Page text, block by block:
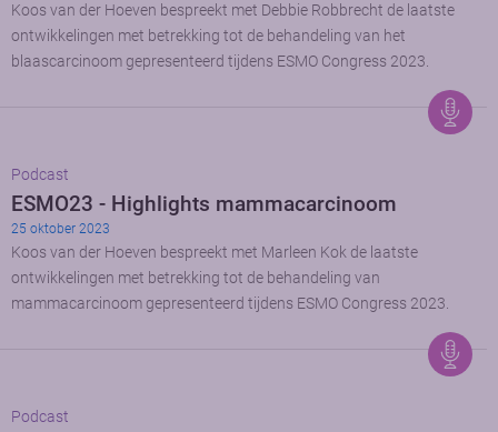
Koos van der Hoeven bespreekt met Debbie Robbrecht de laatste
ontwikkelingen met betrekking tot de behandeling van het
blaascarcinoom gepresenteerd tijdens ESMO Congress 2023.
Podcast
ESMO23 - Highlights mammacarcinoom
25 oktober 2023
Koos van der Hoeven bespreekt met Marleen Kok de laatste
ontwikkelingen met betrekking tot de behandeling van
mammacarcinoom gepresenteerd tijdens ESMO Congress 2023.
Podcast